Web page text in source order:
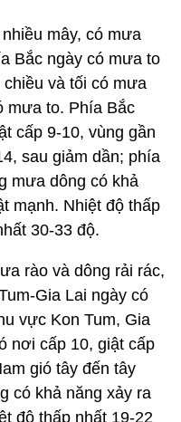
nhiều mây, có mưa
Bắc ngày có mưa to
và tối có mưa
mưa to. Phía Bắc
cấp 9-10, vùng gần
sau giảm dần; phía
mưa dông có khả
mạnh. Nhiệt độ thấp
30-33 độ.
rào và dông rải rác,
Gia Lai ngày có
vực Kon Tum, Gia
nơi cấp 10, giật cấp
gió tây đến tây
có khả năng xảy ra
độ thấp nhất 19-22